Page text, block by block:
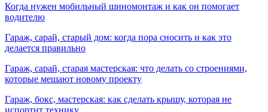
Когда нужен мобильный шиномонтаж и как он помогает
водителю
Гараж, сарай, старый дом: когда пора сносить и как это
делается правильно
Гараж, сарай, старая мастерская: что делать со строениями,
которые мешают новому проекту
Гараж, бокс, мастерская: как сделать крышу, которая не
испортит технику